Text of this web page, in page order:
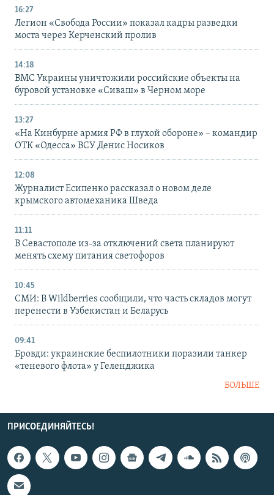
16:27
Легион «Свобода России» показал кадры разведки
моста через Керченский пролив
14:18
ВМС Украины уничтожили российские объекты на
буровой установке «Сиваш» в Черном море
13:27
«На Кинбурне армия РФ в глухой обороне» – командир
ОТК «Одесса» ВСУ Денис Носиков
12:08
Журналист Есипенко рассказал о новом деле
крымского автомеханика Шведа
11:11
В Севастополе из-за отключений света планируют
менять схему питания светофоров
10:45
СМИ: В Wildberries сообщили, что часть складов могут
перенести в Узбекистан и Беларусь
09:41
Бровди: украинские беспилотники поразили танкер
«теневого флота» у Геленджика
БОЛЬШЕ
ПРИСОЕДИНЯЙТЕСЬ!